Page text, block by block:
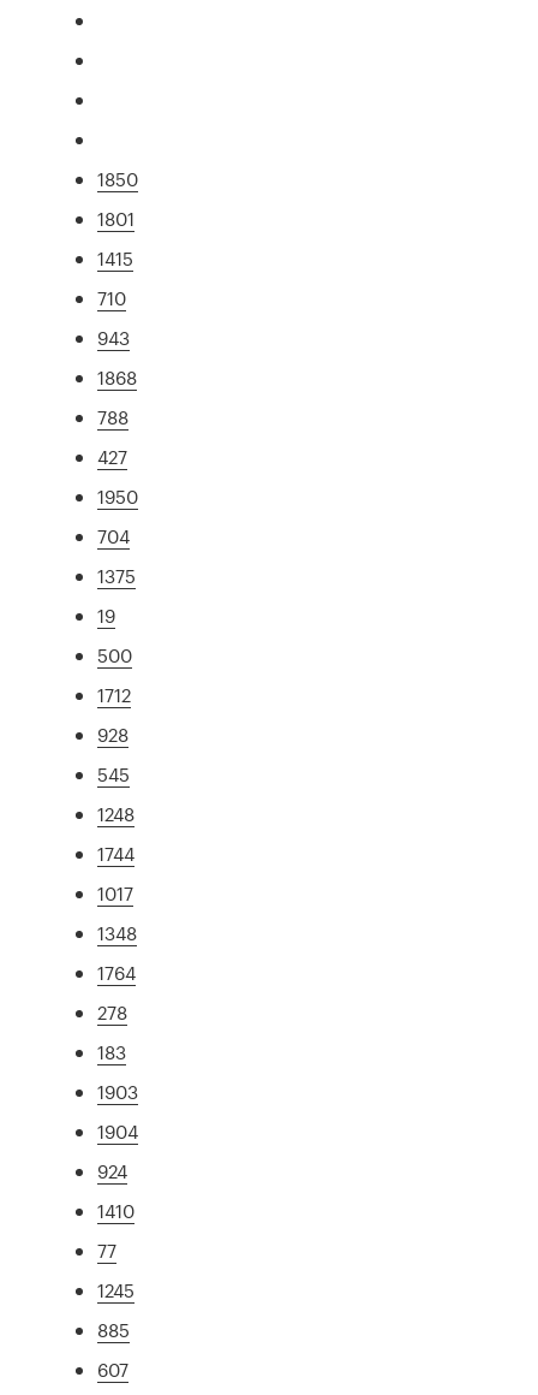
1850
1801
1415
710
943
1868
788
427
1950
704
1375
19
500
1712
928
545
1248
1744
1017
1348
1764
278
183
1903
1904
924
1410
77
1245
885
607